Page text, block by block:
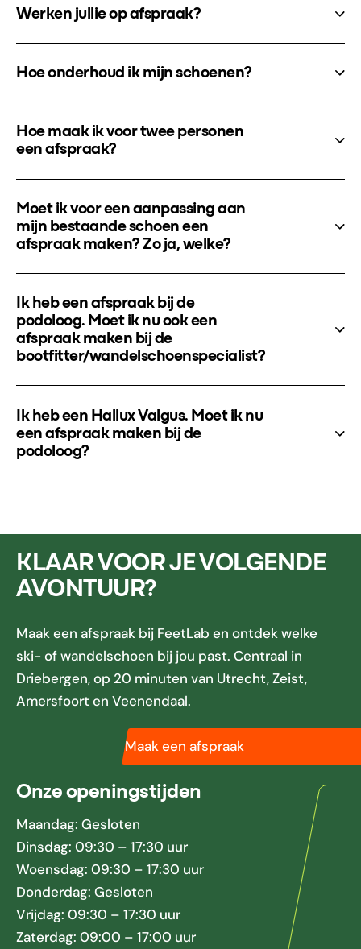
Werken jullie op afspraak?
Hoe onderhoud ik mijn schoenen?
Hoe maak ik voor twee personen
een afspraak?
Moet ik voor een aanpassing aan
mijn bestaande schoen een
afspraak maken? Zo ja, welke?
Ik heb een afspraak bij de
podoloog. Moet ik nu ook een
afspraak maken bij de
bootfitter/wandelschoenspecialist?
Ik heb een Hallux Valgus. Moet ik nu
een afspraak maken bij de
podoloog?
KLAAR VOOR JE VOLGENDE
AVONTUUR?
Maak een afspraak bij FeetLab en ontdek welke
ski- of wandelschoen bij jou past. Centraal in
Driebergen, op 20 minuten van Utrecht, Zeist,
Amersfoort en Veenendaal.
Maak een afspraak
Onze openingstijden
Maandag: Gesloten
Dinsdag: 09:30 – 17:30 uur
Woensdag: 09:30 – 17:30 uur
Donderdag: Gesloten
Vrijdag: 09:30 – 17:30 uur
Zaterdag: 09:00 – 17:00 uur